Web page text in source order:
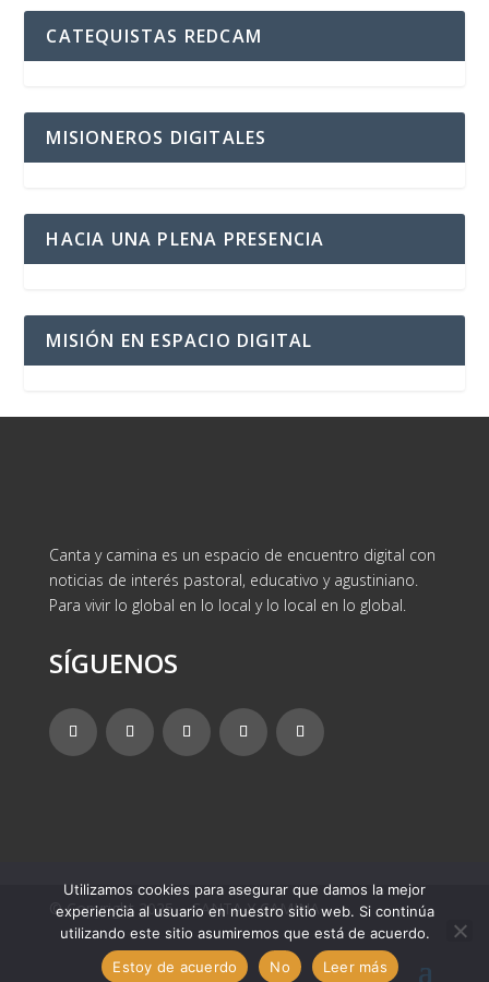
CATEQUISTAS REDCAM
MISIONEROS DIGITALES
HACIA UNA PLENA PRESENCIA
MISIÓN EN ESPACIO DIGITAL
Canta y camina es un espacio de encuentro digital con
noticias de interés pastoral, educativo y agustiniano.
Para vivir lo global en lo local y lo local en lo global.
SÍGUENOS
© Copyright 2025 – CANTA Y CAMINA
Utilizamos cookies para asegurar que damos la mejor
experiencia al usuario en nuestro sitio web. Si continúa
utilizando este sitio asumiremos que está de acuerdo.
Estoy de acuerdo
No Leer más